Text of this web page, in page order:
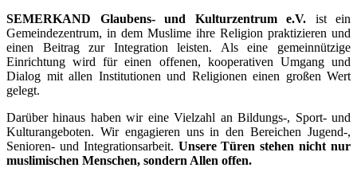
SEMERKAND Glaubens- und Kulturzentrum e.V. ist ein
Gemeindezentrum, in dem Muslime ihre Religion praktizieren und
einen Beitrag zur Integration leisten. Als eine gemeinnützige
Einrichtung wird für einen offenen, kooperativen Umgang und
Dialog mit allen Institutionen und Religionen einen großen Wert
gelegt.
Darüber hinaus haben wir eine Vielzahl an Bildungs-, Sport- und
Kulturangeboten. Wir engagieren uns in den Bereichen Jugend-,
Senioren- und Integrationsarbeit. Unsere Türen stehen nicht nur
muslimischen Menschen, sondern Allen offen.